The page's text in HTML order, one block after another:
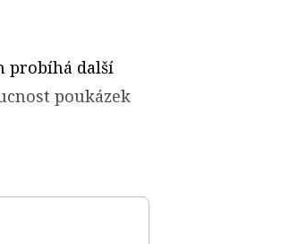
probíhá další
poukázek